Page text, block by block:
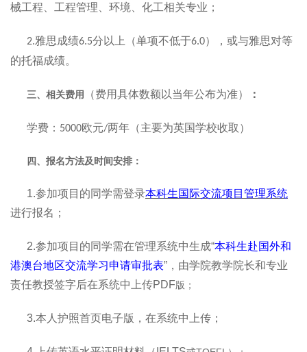
械工程、工程管理、环境、化工相关专业；
2.雅思成绩6.5分以上（单项不低于6.0），或与雅思对等
的托福成绩。
三、相关费用 （费用具体数额以当年公布为准） ：
学费： 5000欧元/两年（主要为英国学校收取）
四、报名方法及时间安排：
1.参加项目的同学需登录本科生国际交流项目管理系统
进行报名；
2.参加项目的同学需在管理系统中生成“本科生赴国外和
港澳台地区交流学习申请审批表”，由学院教学院长和专业
责任教授签字后在系统中上传PDF版；
3.本人护照首页电子版，在系统中上传；